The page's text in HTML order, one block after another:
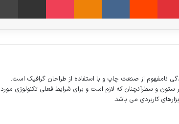
نامفهوم از صنعت چاپ و با استفاده از طراحان گرافیک است.
ستون و سطرآنچنان که لازم است و برای شرایط فعلی تکنولوژی مورد
کاربردی می باشد.